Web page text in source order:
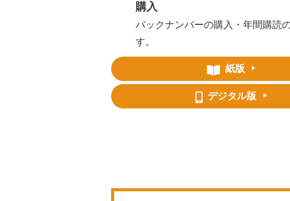
購入
バックナンバーの購入・年間購読
す。
紙版
デジタル版